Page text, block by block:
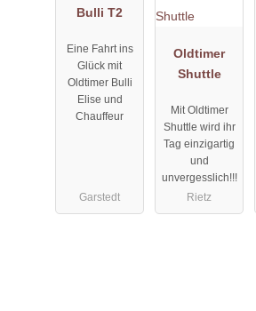
Bulli T2
Eine Fahrt ins
Glück mit
Oldtimer Bulli
Elise und
Chauffeur
Garstedt
Oldtimer
Shuttle
Mit Oldtimer
Shuttle wird ihr
Tag einzigartig
und
unvergesslich!!!
Rietz